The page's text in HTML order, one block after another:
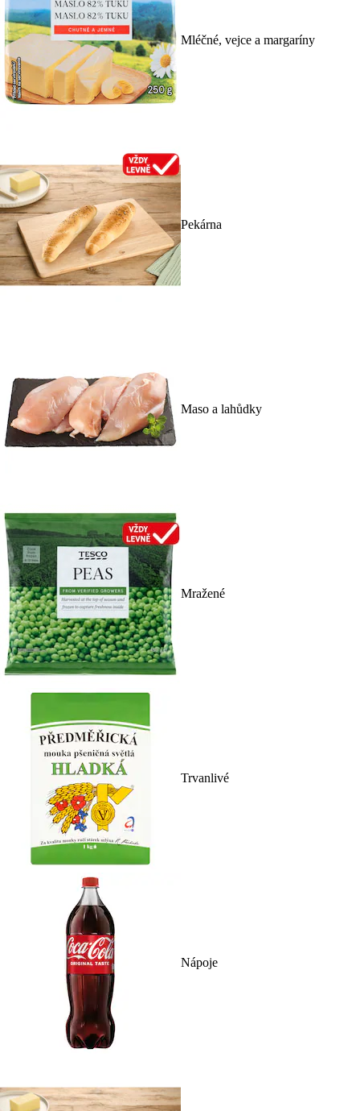
Mléčné, vejce a margaríny
Pekárna
Maso a lahůdky
Mražené
Trvanlivé
Nápoje